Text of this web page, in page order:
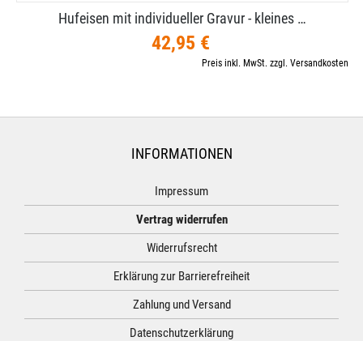
Hufeisen mit individueller Gravur - kleines …
42,95 €
Preis inkl. MwSt. zzgl. Versandkosten
INFORMATIONEN
Impressum
Vertrag widerrufen
Widerrufsrecht
Erklärung zur Barrierefreiheit
Zahlung und Versand
Datenschutzerklärung